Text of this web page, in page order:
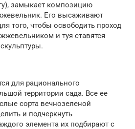
замыкает композицию
Его высаживают
того, чтобы освободить проход
и туя ставятся
для рационального
территории сада. Все ее
сорта вечнозеленой
и подчеркнуть
элемента их подбирают с